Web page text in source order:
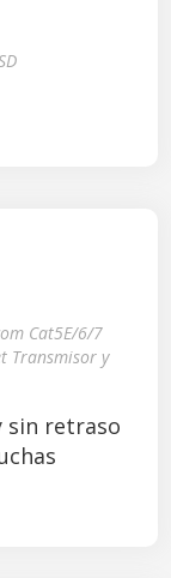
Cat5E/6/7
Transmisor y
sin retraso